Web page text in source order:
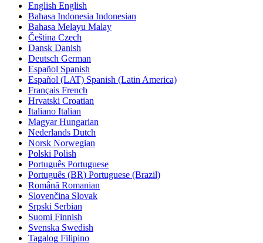
English English
Bahasa Indonesia Indonesian
Bahasa Melayu Malay
Čeština Czech
Dansk Danish
Deutsch German
Español Spanish
Español (LAT) Spanish (Latin America)
Français French
Hrvatski Croatian
Italiano Italian
Magyar Hungarian
Nederlands Dutch
Norsk Norwegian
Polski Polish
Português Portuguese
Português (BR) Portuguese (Brazil)
Română Romanian
Slovenčina Slovak
Srpski Serbian
Suomi Finnish
Svenska Swedish
Tagalog Filipino